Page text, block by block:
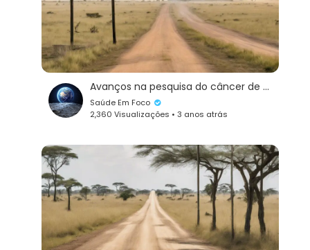
Vamos explorar cada um deles e entender por
que devemos evitar seu consumo
imediatamente.
Afinal, prevenir é sempre o melhor caminho
para uma vida mais saudável.
Avanços na pesquisa do câncer de próstata: Novos tratamentos e terapias inovadoras
Saúde Em Foco
2,360 Visualizações • 3 anos atrás